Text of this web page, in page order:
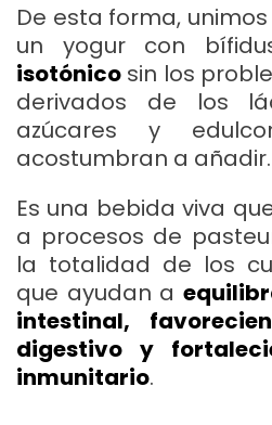
De esta forma,
un yogur con
isotónico sin los
derivados de los
azúcares y
acostumbran a añadir.
Es una bebida viva
a procesos de
la totalidad de los
que ayudan a
intestinal,
digestivo y
inmunitario.